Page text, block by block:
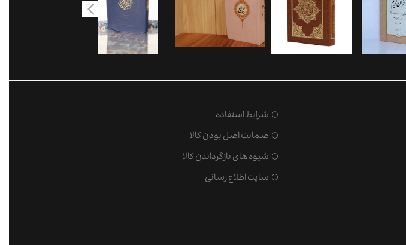
شرایط استفاده
ضمانت اصل بودن کالا
شیوه های بازگرداندن کالا
سایت اطلاع رسانی